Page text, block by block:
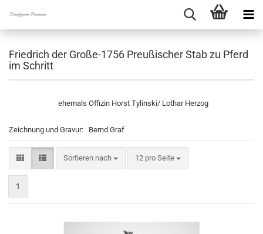
Friedrich der Große-1756 Preußischer Stab zu Pferd
im Schritt
ehemals Offizin Horst Tylinski/ Lothar Herzog
Zeichnung und Gravur: Bernd Graf
Sortieren nach
Sortieren nach 12 pro Seite
pro Seite
1